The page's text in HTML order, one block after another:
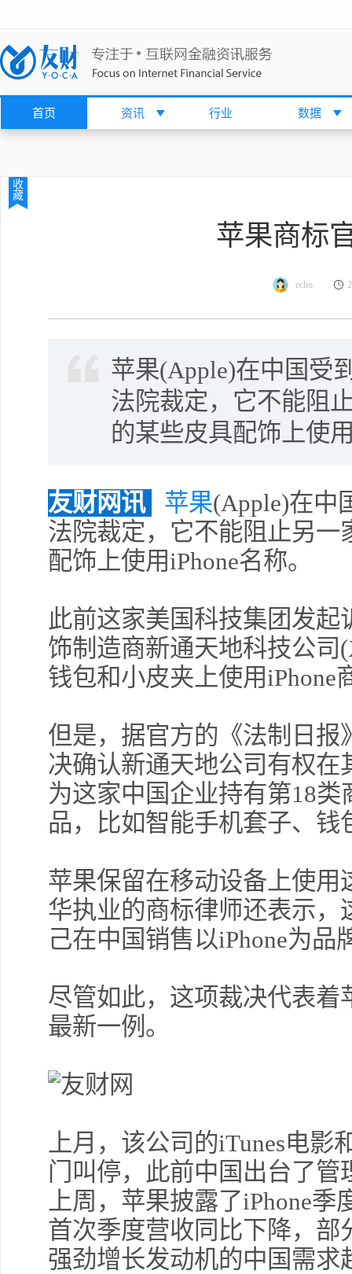
首页 资讯 行业 数据
收
藏
苹果商标
echo
苹果(Apple)在中国受
法院裁定，它不能阻
的某些皮具配饰上使
友财网讯 苹果(Apple)在中
法院裁定，它不能阻止另
配饰上使用iPhone名称。
此前这家美国科技集团发
饰制造商新通天地科技公司
钱包和小皮夹上使用iPhone
但是，据官方的《法制日报
决确认新通天地公司有权在
为这家中国企业持有第18
品，比如智能手机套子、钱
苹果保留在移动设备上使
华执业的商标律师还表示
己在中国销售以iPhone为品
尽管如此，这项裁决代表
最新一例。
上月，该公司的iTunes电影
门叫停，此前中国出台了
上周，苹果披露了iPhone季
首次季度营收同比下降，
强劲增长发动机的中国需